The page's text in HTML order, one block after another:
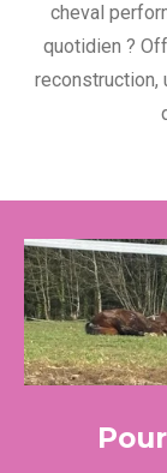
cheval
quotidien ?
reconstruction,